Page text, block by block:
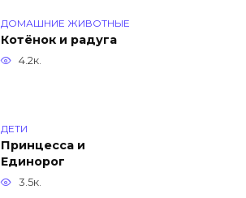
ДОМАШНИЕ ЖИВОТНЫЕ
Котёнок и радуга
4.2к.
ДЕТИ
Принцесса и
Единорог
3.5к.